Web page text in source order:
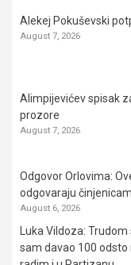
Alekej Pokuševski
August 7, 2026
Alimpijevićev spisak
prozore
August 7, 2026
Odgovor Orlovima:
odgovaraju
August 6, 2026
Luka Vildoza:
sam davao 100